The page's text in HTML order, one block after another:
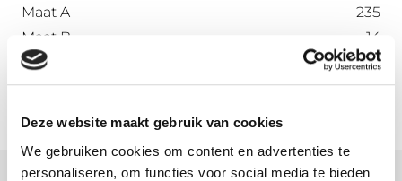
Deze website maakt gebruik van cookies
We gebruiken cookies om content en advertenties te
personaliseren, om functies voor social media te bieden
Maat A
235
Maat B
14
Maat C
2.4